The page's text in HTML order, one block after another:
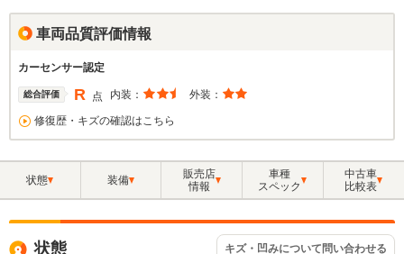
車両品質評価情報
カーセンサー認定
総合評価 R 点 内装： 外装：
修復歴・キズの確認はこちら
状態 装備
販売店
情報
車種
スペック
中古車
比較表
状態 キズ・凹みについて問い合わせる